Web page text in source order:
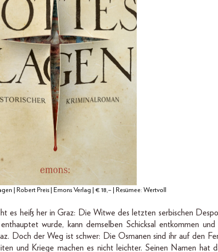
| Robert Preis | Emons Verlag | € 18,– | Resümee: Wertvoll
es heiß her in Graz: Die Witwe des letzten serbischen
wurde, kann demselben Schicksal entkommen
Doch der Weg ist schwer: Die Osmanen sind ihr auf den
und Kriege machen es nicht leichter. Seinen Namen hat